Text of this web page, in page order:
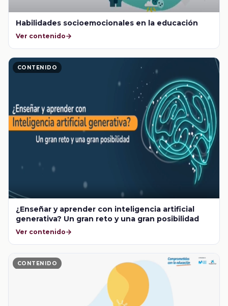
Habilidades socioemocionales en la educación
Ver contenido
CONTENIDO
¿Enseñar y aprender con inteligencia artificial
generativa? Un gran reto y una gran posibilidad
Ver contenido
CONTENIDO